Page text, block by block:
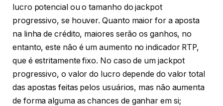
lucro potencial ou o tamanho do jackpot
progressivo, se houver. Quanto maior for a aposta
na linha de crédito, maiores serão os ganhos, no
entanto, este não é um aumento no indicador RTP,
que é estritamente fixo. No caso de um jackpot
progressivo, o valor do lucro depende do valor total
das apostas feitas pelos usuários, mas não aumenta
de forma alguma as chances de ganhar em si;